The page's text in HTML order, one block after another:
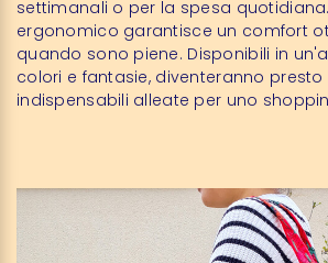
settimanali o per la spesa
ergonomico garantisce un comfort
quando sono piene. Disponibili in
colori e fantasie, diventeranno presto
indispensabili alleate per uno